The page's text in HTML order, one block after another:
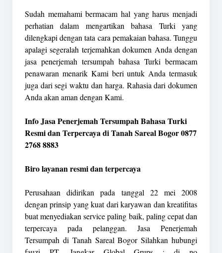
Sudah memahami bermacam hal yang harus menjadi
perhatian dalam mengartikan bahasa Turki yang
dilengkapi dengan tata cara pemakaian bahasa. Tunggu
apalagi segeralah terjemahkan dokumen Anda dengan
jasa penerjemah tersumpah bahasa Turki bermacam
penawaran menarik Kami beri untuk Anda termasuk
juga dari segi waktu dan harga. Rahasia dari dokumen
Anda akan aman dengan Kami.
Info Jasa Penerjemah Tersumpah Bahasa Turki
Resmi dan Terpercaya di Tanah Sareal Bogor 0877
2768 8883
Biro layanan resmi dan terpercaya
Perusahaan didirikan pada tanggal 22 mei 2008
dengan prinsip yang kuat dari karyawan dan kreatifitas
buat menyediakan service paling baik, paling cepat dan
terpercaya pada pelanggan. Jasa Penerjemah
Tersumpah di Tanah Sareal Bogor Silahkan hubungi